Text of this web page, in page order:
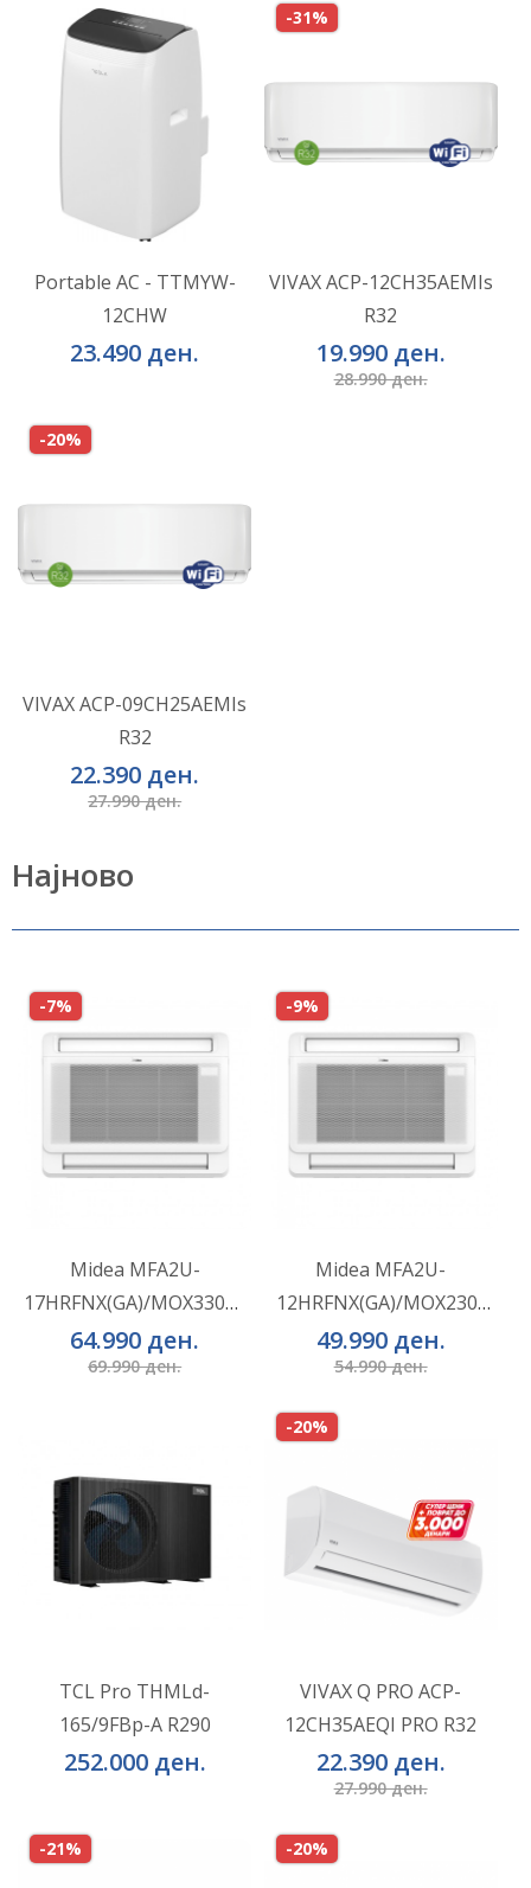
Portable AC - TTMYW-
12CHW
23.490 ден.
ВО КОШНИЧКА
-31%
VIVAX ACP-12CH35AEMIs
R32
19.990 ден.
28.990 ден.
ВО КОШНИЧКА
-20%
VIVAX ACP-09CH25AEMIs
R32
22.390 ден.
27.990 ден.
ВО КОШНИЧКА
Најново
-7%
Midea MFA2U-
17HRFNX(GA)/MOX330U-
18HFN8-Q(GA)
64.990 ден.
69.990 ден.
ВО КОШНИЧКА
-9%
Midea MFA2U-
12HRFNX(GA)/MOX230-
12HFN8-Q(GA)
49.990 ден.
54.990 ден.
ВО КОШНИЧКА
TCL Pro THMLd-
165/9FBp-A R290
252.000 ден.
ВО КОШНИЧКА
-20%
VIVAX Q PRO ACP-
12CH35AEQI PRO R32
22.390 ден.
27.990 ден.
ВО КОШНИЧКА
-21% -20%